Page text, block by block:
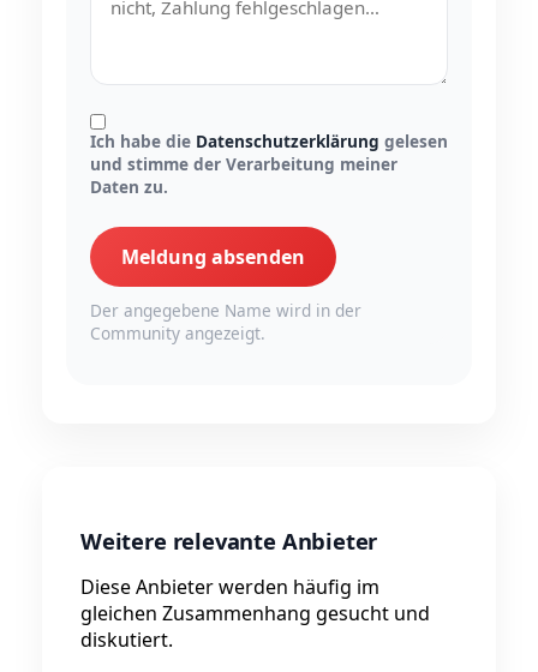
Ich habe die Datenschutzerklärung gelesen
und stimme der Verarbeitung meiner
Daten zu.
Meldung absenden
Der angegebene Name wird in der
Community angezeigt.
Weitere relevante Anbieter
Diese Anbieter werden häufig im
gleichen Zusammenhang gesucht und
diskutiert.